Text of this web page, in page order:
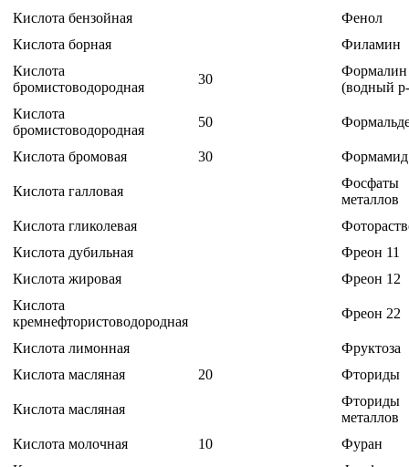
Кислота бензойная
Фенол
Кислота борная
Филамин
Кислота
бромистоводородная
30
Формалин
(водный
Кислота
бромистоводородная
50
Кислота бромовая 30
Кислота галловая
Фосфаты
металлов
Кислота гликолевая
Кислота дубильная
Фреон 11
Кислота жировая
Фреон 12
Кислота
кремнефтористоводородная
Фреон 22
Кислота лимонная
Фруктоза
Кислота масляная
20 Фториды
Кислота масляная
Фториды
металлов
Кислота молочная
10
Фуран